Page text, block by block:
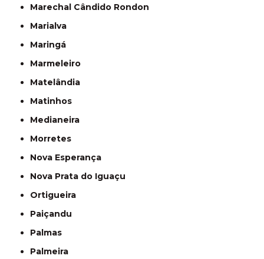
Marechal Cândido Rondon
Marialva
Maringá
Marmeleiro
Matelândia
Matinhos
Medianeira
Morretes
Nova Esperança
Nova Prata do Iguaçu
Ortigueira
Paiçandu
Palmas
Palmeira